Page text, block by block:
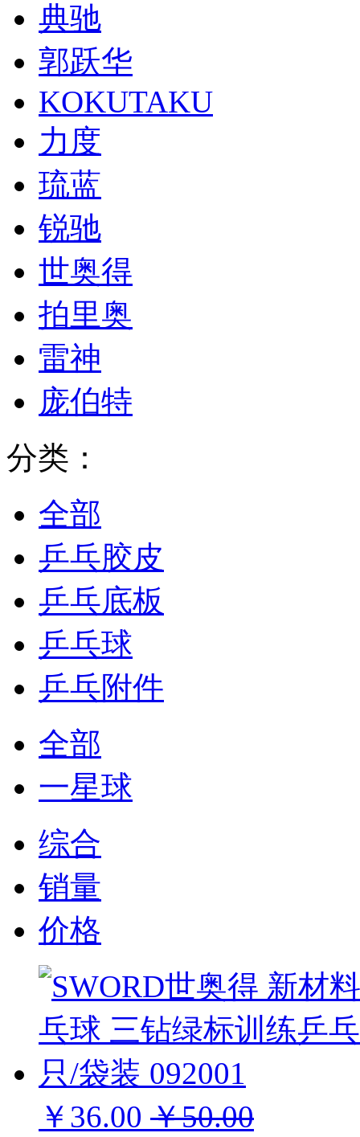
典驰
郭跃华
KOKUTAKU
力度
琉蓝
锐驰
世奥得
拍里奥
雷神
庞伯特
分类：
全部
乒乓胶皮
乒乓底板
乒乓球
乒乓附件
全部
一星球
综合
销量
价格
￥36.00 ￥50.00